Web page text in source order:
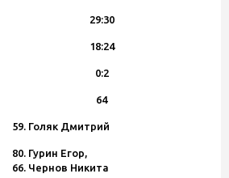
29:30
18:24
0:2
64
59. Голяк Дмитрий
80. Гурин Егор,
66. Чернов Никита